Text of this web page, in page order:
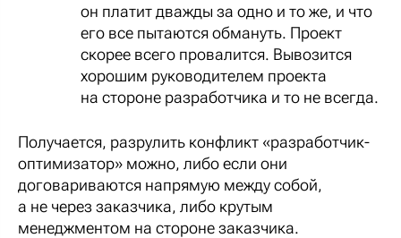
он платит дважды за одно и то же, и что
его все пытаются обмануть. Проект
скорее всего провалится. Вывозится
хорошим руководителем проекта
на стороне разработчика и то не всегда.
Получается, разрулить конфликт «разработчик-
оптимизатор» можно, либо если они
договариваются напрямую между собой,
а не через заказчика, либо крутым
менеджментом на стороне заказчика.